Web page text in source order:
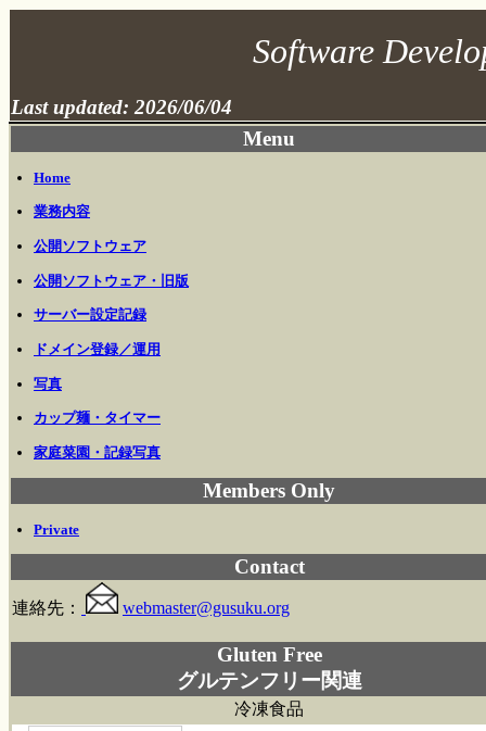
Software
Last updated: 2026/06/04
Menu
Home
業務内容
公開ソフトウェア
公開ソフトウェア・旧版
サーバー設定記録
ドメイン登録／運用
写真
カップ麺・タイマー
家庭菜園・記録写真
Members Only
Private
Contact
連絡先： webmaster@gusuku.org
Gluten Free
グルテンフリー関連
冷凍食品